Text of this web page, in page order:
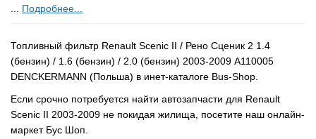
Подробнее...
Топливный фильтр Renault Scenic II / Рено Сценик 2 1.4
(бензин) / 1.6 (бензин) / 2.0 (бензин) 2003-2009 A110005
DENCKERMANN (Польша) в инет-каталоге Bus-Shop.
Если срочно потребуется найти автозапчасти для Renault
Scenic II 2003-2009 не покидая жилища, посетите наш онлайн-
маркет Бус Шоп.